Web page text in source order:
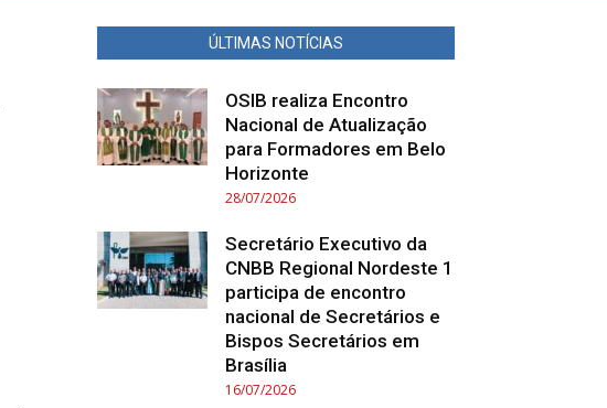
ÚLTIMAS NOTÍCIAS
OSIB realiza Encontro
Nacional de Atualização
para Formadores em Belo
Horizonte
28/07/2026
Secretário Executivo da
CNBB Regional Nordeste 1
participa de encontro
nacional de Secretários e
Bispos Secretários em
Brasília
16/07/2026